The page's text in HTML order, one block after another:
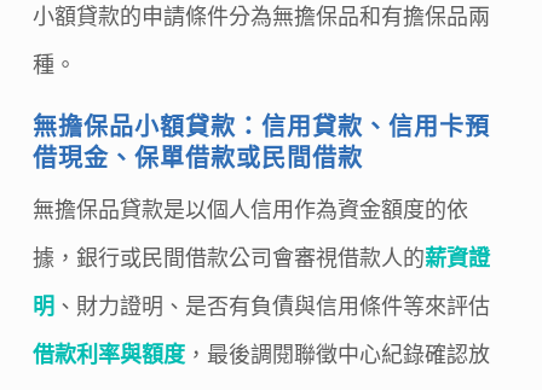
小額貸款的申請條件分為無擔保品和有擔保品兩
種。
無擔保品小額貸款：信用貸款、信用卡預
借現金、保單借款或民間借款
無擔保品貸款是以個人信用作為資金額度的依
據，銀行或民間借款公司會審視借款人的薪資證
明 、財力證明、是否有負債與信用條件等來評估
借款利率與額度，最後調閱聯徵中心紀錄確認放